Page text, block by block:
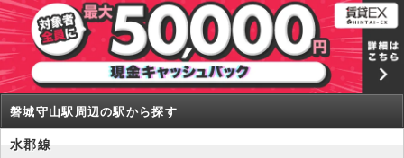
磐城守山駅周辺の駅から探す
水郡線